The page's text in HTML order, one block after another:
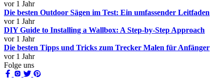
vor 1 Jahr
Die besten Outdoor Sägen im Test: Ein umfassender Leitfaden
vor 1 Jahr
DIY Guide to Installing a Wallbox: A Step-by-Step Approach
vor 1 Jahr
Die besten Tipps und Tricks zum Trecker Malen für Anfänger
vor 1 Jahr
Folge uns